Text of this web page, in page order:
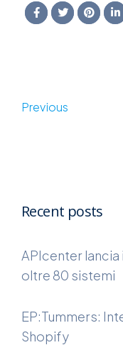
Previous
Recent posts
APIcenter
oltre 80 sistemi
EP:Tummers:
Shopify